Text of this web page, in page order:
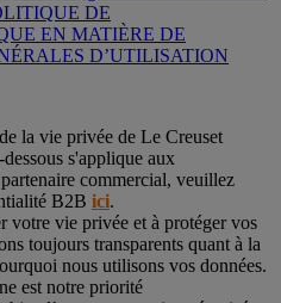
DE
EN MATIÈRE DE
D’UTILISATION
la vie privée de Le Creuset
s'applique aux
commercial, veuillez
B2B ici.
votre vie privée et à protéger vos
toujours transparents quant à la
nous utilisons vos données.
est notre priorité